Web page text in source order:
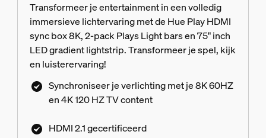
Transformeer je entertainment in een volledig
immersieve lichtervaring met de Hue Play HDMI
sync box 8K, 2-pack Plays Light bars en 75" inch
LED gradient lightstrip. Transformeer je spel, kijk
en luisterervaring!
Synchroniseer je verlichting met je 8K 60HZ
en 4K 120 HZ TV content
HDMI 2.1 gecertificeerd